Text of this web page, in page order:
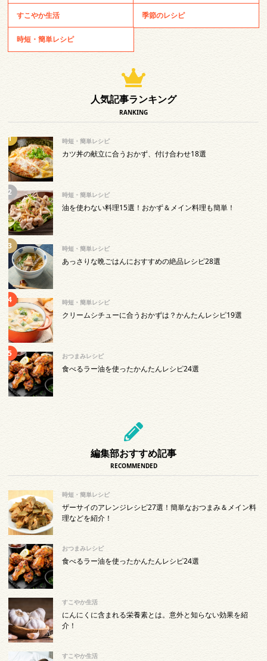
すこやか生活 季節のレシピ
時短・簡単レシピ
人気記事ランキング
RANKING
時短・簡単レシピ
カツ丼の献立に合うおかず、付け合わせ18選
時短・簡単レシピ
油を使わない料理15選！おかず＆メイン料理も簡単！
時短・簡単レシピ
あっさりな晩ごはんにおすすめの絶品レシピ28選
時短・簡単レシピ
クリームシチューに合うおかずは？かんたんレシピ19選
おつまみレシピ
食べるラー油を使ったかんたんレシピ24選
編集部おすすめ記事
RECOMMENDED
時短・簡単レシピ
ザーサイのアレンジレシピ27選！簡単なおつまみ＆メイン料
理などを紹介！
おつまみレシピ
食べるラー油を使ったかんたんレシピ24選
すこやか生活
にんにくに含まれる栄養素とは。意外と知らない効果を紹
介！
すこやか生活